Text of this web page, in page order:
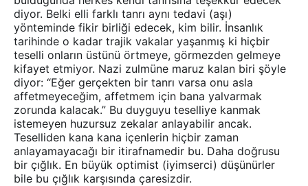
diyor. Belki elli farklı tanrı aynı tedavi (aşı)
yönteminde fikir birliği edecek, kim bilir. İnsanlık
tarihinde o kadar trajik vakalar yaşanmış ki hiçbir
teselli onların üstünü örtmeye, görmezden gelmeye
kifayet etmiyor. Nazi zulmüne maruz kalan biri şöyle
diyor: “Eğer gerçekten bir tanrı varsa onu asla
affetmeyeceğim, affetmem için bana yalvarmak
zorunda kalacak.” Bu duyguyu teselliye kanmak
istemeyen huzursuz zekalar anlayabilir ancak.
Teselliden kana kana içenlerin hiçbir zaman
anlayamayacağı bir itirafnamedir bu. Daha doğrusu
bir çığlık. En büyük optimist (iyimserci) düşünürler
bile bu çığlık karşısında çaresizdir.